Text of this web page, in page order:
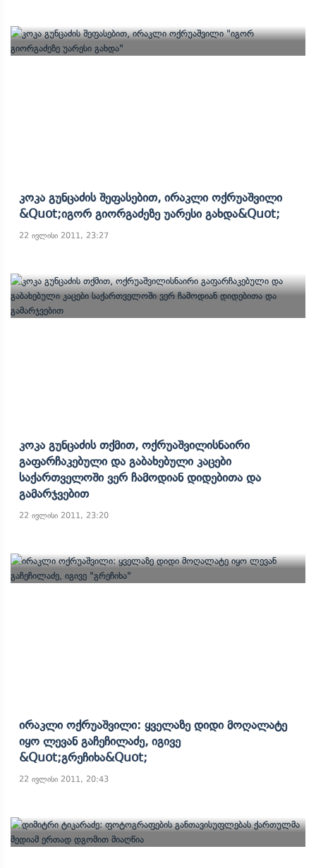
Კოკა Გუნცაძის Შეფასებით, Ირაკლი Ოქრუაშვილი
&quot;იგორ Გიორგაძეზე Უარესი Გახდა&quot;
22 ივლისი 2011, 23:27
Კოკა Გუნცაძის Თქმით, Ოქრუაშვილისნაირი
Გაფარჩაკებული Და Გაბახებული Კაცები
Საქართველოში Ვერ Ჩამოდიან Დიდებითა Და
Გამარჯვებით
22 ივლისი 2011, 23:20
Ირაკლი Ოქრუაშვილი: Ყველაზე Დიდი Მოღალატე
Იყო Ლევან Გაჩეჩილაძე, Იგივე
&quot;გრეჩიხა&quot;
22 ივლისი 2011, 20:43